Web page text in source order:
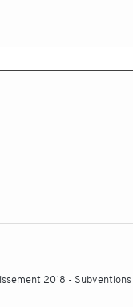
2018 - Subventions